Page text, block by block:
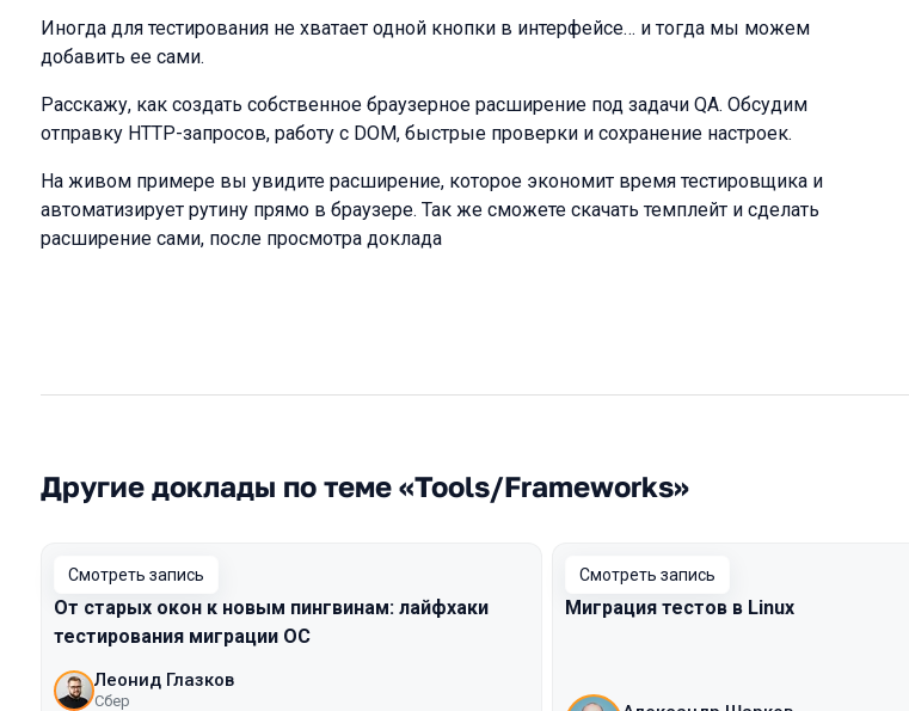
Иногда для тестирования не хватает одной кнопки в интерфейсе… и тогда мы можем
добавить ее сами.
Расскажу, как создать собственное браузерное расширение под задачи QA. Обсудим
отправку HTTP-запросов, работу с DOM, быстрые проверки и сохранение настроек.
На живом примере вы увидите расширение, которое экономит время тестировщика и
автоматизирует рутину прямо в браузере. Так же сможете скачать темплейт и сделать
расширение сами, после просмотра доклада
Другие доклады по теме «Tools/Frameworks»
Смотреть запись
От старых окон к новым пингвинам: лайфхаки
тестирования миграции ОС
Леонид Глазков
Сбер
Смотреть запись
Миграция тестов в Linux